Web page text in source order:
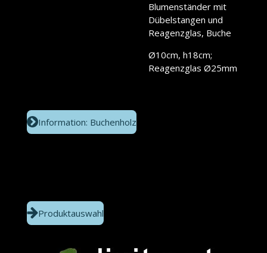
Blumenständer mit
Dübelstangen und
Reagenzglas, Buche
Ø10cm, h18cm;
Reagenzglas Ø25mm
Information: Buchenholz
Produktauswahl